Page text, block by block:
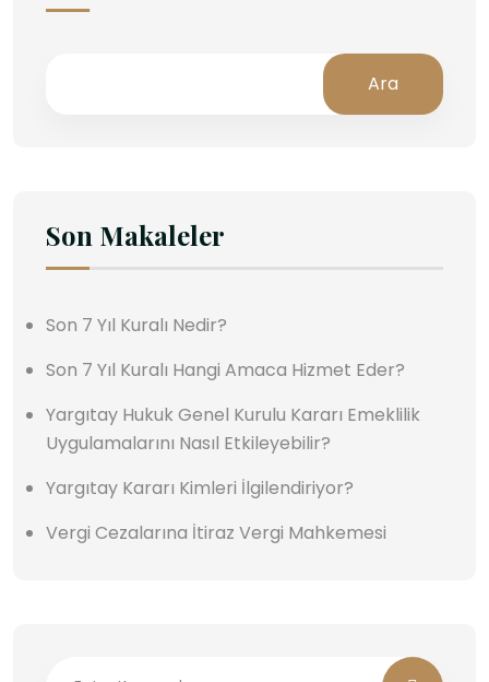
Ara
Son Makaleler
Son 7 Yıl Kuralı Nedir?
Son 7 Yıl Kuralı Hangi Amaca Hizmet Eder?
Yargıtay Hukuk Genel Kurulu Kararı Emeklilik
Uygulamalarını Nasıl Etkileyebilir?
Yargıtay Kararı Kimleri İlgilendiriyor?
Vergi Cezalarına İtiraz Vergi Mahkemesi